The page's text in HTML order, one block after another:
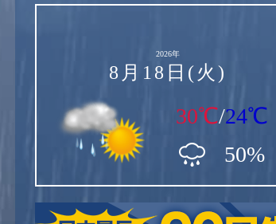
2026年
8月18日(火)
30℃/24℃
50%